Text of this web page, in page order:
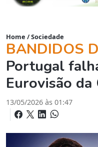
Home /Sociedade
BANDIDOS
Portugal
Eurovisão da
13/05/2026 às 01:47